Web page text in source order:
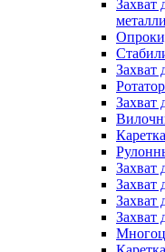
Захват
Захват
Захват
Захват
Захват
Захват